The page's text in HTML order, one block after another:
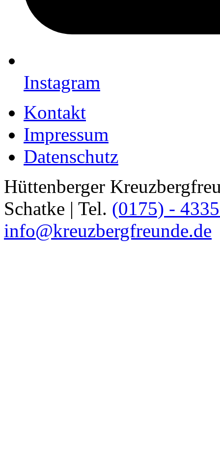
Instagram
Kontakt
Impressum
Datenschutz
Hüttenberger
Schatke | Tel. (0175) -
info@kreuzbergfreunde.de